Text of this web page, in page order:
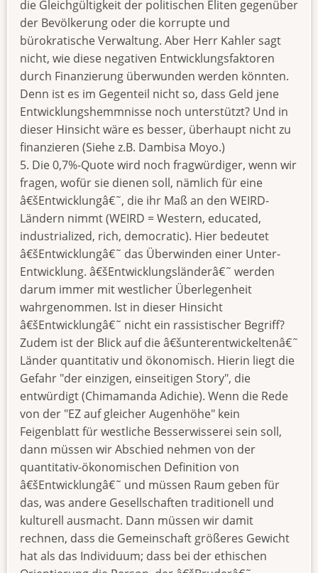
die Gleichgültigkeit der politischen Eliten gegenüber
der Bevölkerung oder die korrupte und
bürokratische Verwaltung. Aber Herr Kahler sagt
nicht, wie diese negativen Entwicklungsfaktoren
durch Finanzierung überwunden werden könnten.
Denn ist es im Gegenteil nicht so, dass Geld jene
Entwicklungshemmnisse noch unterstützt? Und in
dieser Hinsicht wäre es besser, überhaupt nicht zu
finanzieren (Siehe z.B. Dambisa Moyo.)
5. Die 0,7%-Quote wird noch fragwürdiger, wenn wir
fragen, wofür sie dienen soll, nämlich für eine
â€šEntwicklungâ€˜, die ihr Maß an den WEIRD-
Ländern nimmt (WEIRD = Western, educated,
industrialized, rich, democratic). Hier bedeutet
â€šEntwicklungâ€˜ das Überwinden einer Unter-
Entwicklung. â€šEntwicklungsländerâ€˜ werden
darum immer mit westlicher Überlegenheit
wahrgenommen. Ist in dieser Hinsicht
â€šEntwicklungâ€˜ nicht ein rassistischer Begriff?
Zudem ist der Blick auf die â€šunterentwickeltenâ€˜
Länder quantitativ und ökonomisch. Hierin liegt die
Gefahr "der einzigen, einseitigen Story", die
entwürdigt (Chimamanda Adichie). Wenn die Rede
von der "EZ auf gleicher Augenhöhe" kein
Feigenblatt für westliche Besserwisserei sein soll,
dann müssen wir Abschied nehmen von der
quantitativ-ökonomischen Definition von
â€šEntwicklungâ€˜ und müssen Raum geben für
das, was andere Gesellschaften traditionell und
kulturell ausmacht. Dann müssen wir damit
rechnen, dass die Gemeinschaft größeres Gewicht
hat als das Individuum; dass bei der ethischen